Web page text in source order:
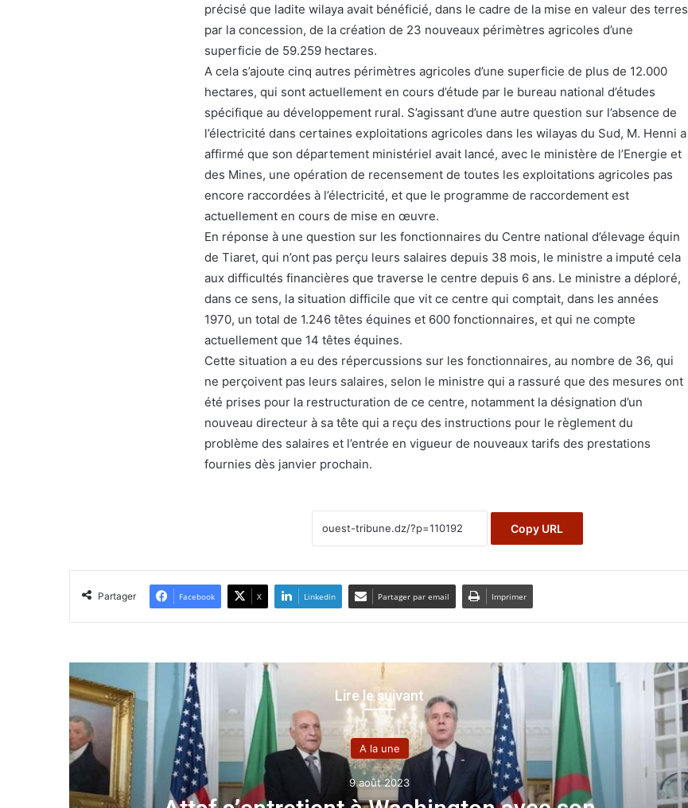
précisé que ladite wilaya avait bénéficié, dans le cadre de la mise en valeur des terres
par la concession, de la création de 23 nouveaux périmètres agricoles d’une
superficie de 59.259 hectares.
A cela s’ajoute cinq autres périmètres agricoles d’une superficie de plus de 12.000
hectares, qui sont actuellement en cours d’étude par le bureau national d’études
spécifique au développement rural. S’agissant d’une autre question sur l’absence de
l’électricité dans certaines exploitations agricoles dans les wilayas du Sud, M. Henni a
affirmé que son département ministériel avait lancé, avec le ministère de l’Energie et
des Mines, une opération de recensement de toutes les exploitations agricoles pas
encore raccordées à l’électricité, et que le programme de raccordement est
actuellement en cours de mise en œuvre.
En réponse à une question sur les fonctionnaires du Centre national d’élevage équin
de Tiaret, qui n’ont pas perçu leurs salaires depuis 38 mois, le ministre a imputé cela
aux difficultés financières que traverse le centre depuis 6 ans. Le ministre a déploré,
dans ce sens, la situation difficile que vit ce centre qui comptait, dans les années
1970, un total de 1.246 têtes équines et 600 fonctionnaires, et qui ne compte
actuellement que 14 têtes équines.
Cette situation a eu des répercussions sur les fonctionnaires, au nombre de 36, qui
ne perçoivent pas leurs salaires, selon le ministre qui a rassuré que des mesures ont
été prises pour la restructuration de ce centre, notamment la désignation d’un
nouveau directeur à sa tête qui a reçu des instructions pour le règlement du
problème des salaires et l’entrée en vigueur de nouveaux tarifs des prestations
fournies dès janvier prochain.
Copy URL
Partager Facebook X Linkedin Partager par email Imprimer
Lire le suivant
Evênement
29 juillet 2021